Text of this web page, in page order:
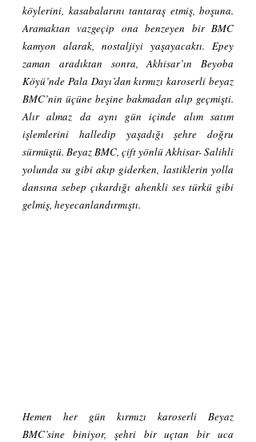
köylerini, kasabalarını tantaraş etmiş, boşuna.
Aramaktan vazgeçip ona benzeyen bir BMC
kamyon alarak, nostaljiyi yaşayacaktı. Epey
zaman aradıktan sonra, Akhisar’ın Beyoba
Köyü’nde Pala Dayı’dan kırmızı karoserli beyaz
BMC’nin üçüne beşine bakmadan alıp geçmişti.
Alır almaz da aynı gün içinde alım satım
işlemlerini halledip yaşadığı şehre doğru
sürmüştü. Beyaz BMC, çift yönlü Akhisar- Salihli
yolunda su gibi akıp giderken, lastiklerin yolla
dansına sebep çıkardığı ahenkli ses türkü gibi
gelmiş, heyecanlandırmıştı.
Hemen her gün kırmızı karoserli Beyaz
BMC’sine biniyor, şehri bir uçtan bir uca